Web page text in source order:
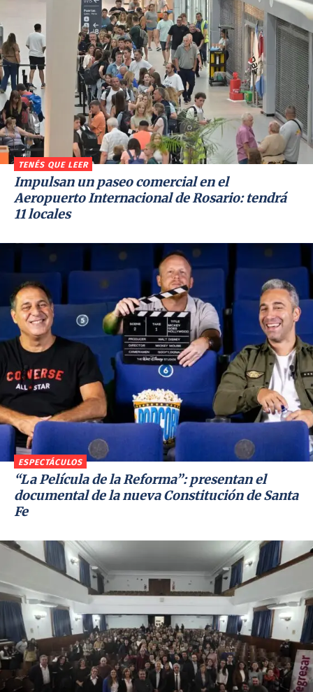
TENÉS QUE LEER
Impulsan un paseo comercial en el
Aeropuerto Internacional de Rosario: tendrá
11 locales
ESPECTÁCULOS
“La Película de la Reforma”: presentan el
documental de la nueva Constitución de Santa
Fe